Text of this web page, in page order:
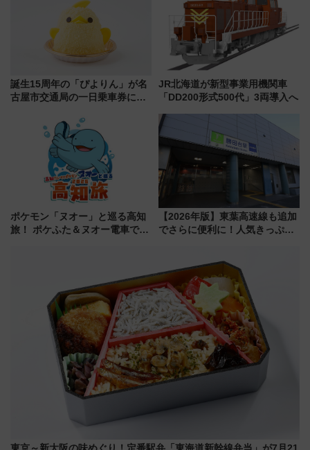
くりとは？
誕生15周年の「ぴよりん」が名
古屋市交通局の一日乗車券に！
定1万5000枚】
JR北海道が新型事業用機関車
「DD200形式500代」3両導入へ
ポケモン「ヌオー」と巡る高知
旅！ ポケふた＆ヌオー電車で楽
【2026年版】東葉高速線も追加
でさらに便利に！人気きっぷ
巡るなら使い勝手・コスパ抜群
東京～新大阪の味めぐり！定番駅弁「東海道新幹線弁当」が7月21